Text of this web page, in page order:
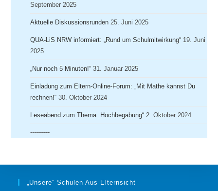
September 2025
Aktuelle Diskussionsrunden 25. Juni 2025
QUA-LiS NRW informiert: „Rund um Schulmitwirkung“ 19. Juni
2025
„Nur noch 5 Minuten!“ 31. Januar 2025
Einladung zum Eltern-Online-Forum: „Mit Mathe kannst Du
rechnen!“ 30. Oktober 2024
Leseabend zum Thema „Hochbegabung“ 2. Oktober 2024
----------
„Unsere“ Schulen Aus Elternsicht